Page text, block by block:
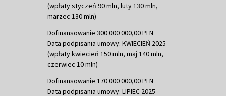
(wpłaty styczeń 90 mln, luty 130 mln,
marzec 130 mln)
Dofinansowanie 300 000 000,00 PLN
Data podpisania umowy: KWIECIEŃ 2025
(wpłaty kwiecień 150 mln, maj 140 mln,
czerwiec 10 mln)
Dofinansowanie 170 000 000,00 PLN
Data podpisania umowy: LIPIEC 2025